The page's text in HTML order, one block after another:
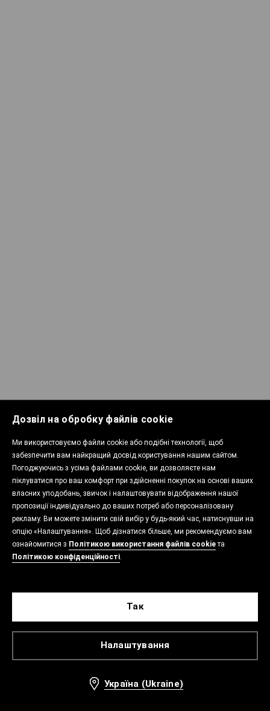
Дозвіл на обробку файлів cookie
Ми використовуємо файли cookie або подібні технології, щоб
забезпечити вам найкращий досвід користування нашим сайтом.
Погоджуючись з усіма файлами cookie, ви дозволяєте нам
піклуватися про ваш комфорт при здійсненні покупок на основі ваших
власних уподобань, звичок і налаштовувати відображення нашої
пропозиції індивідуально до ваших потреб або персоналізовану
рекламу. Ви можете змінити свій вибір у будь-який час, натиснувши на
опцію «Налаштування». Щоб дізнатися більше, ми рекомендуємо вам
ознайомитися з Політикою використання файлів cookieта
Політикою конфіденційності.
Налаштування
Так
Україна (Ukraine)